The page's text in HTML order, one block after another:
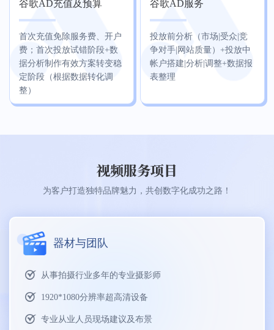
谷歌AD充值及预算
首次充值免除服务费、开户
费；首次投放试错阶段+数
据分析制作有效方案转变稳
定阶段（根据数据转化调
整）
谷歌AD服务
投放前分析（市场|受众|竞
争对手|网站质量）+投放中
帐户搭建|分析|调整+数据报
表整理
视频服务项目
为客户打造独特品牌魅力，共创数字化成功之路！
器材与团队
从事拍摄行业多年的专业摄影师
1920*1080分辨率超高清设备
专业从业人员现场建议及布景